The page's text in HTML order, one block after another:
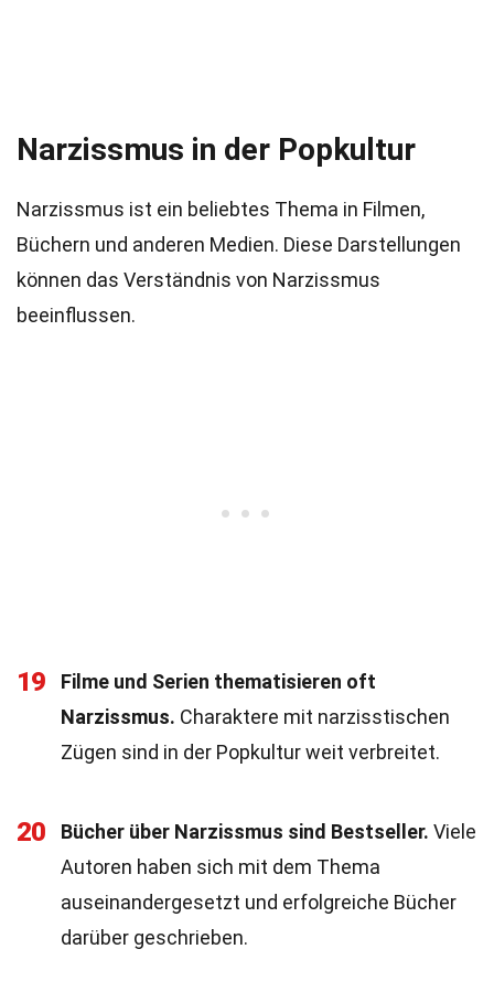
Narzissmus in der Popkultur
Narzissmus ist ein beliebtes Thema in Filmen,
Büchern und anderen Medien. Diese Darstellungen
können das Verständnis von Narzissmus
beeinflussen.
19
Filme und Serien thematisieren oft
Narzissmus. Charaktere mit narzisstischen
Zügen sind in der Popkultur weit verbreitet.
20 Bücher über Narzissmus sind Bestseller. Viele
Autoren haben sich mit dem Thema
auseinandergesetzt und erfolgreiche Bücher
darüber geschrieben.